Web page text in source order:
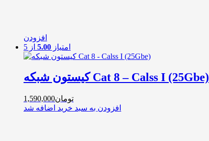
افزودن
امتیاز 5.00 از 5
کیستون شبکه Cat 8 – Calss I (25Gbe)
تومان1,590,000
افزودن به سبد خرید اضافه شد